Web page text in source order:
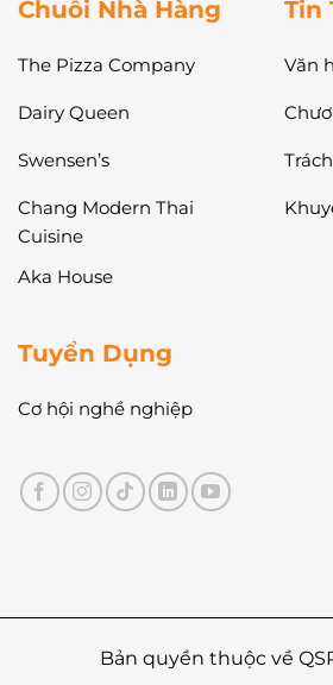
Chuỗi Nhà Hàng
The Pizza Company
Dairy Queen
Swensen’s
Chang Modern Thai
Cuisine
Aka House
Tin
Văn
Tuyển Dụng
Cơ hội nghề nghiệp
Bản quyền thuộc về